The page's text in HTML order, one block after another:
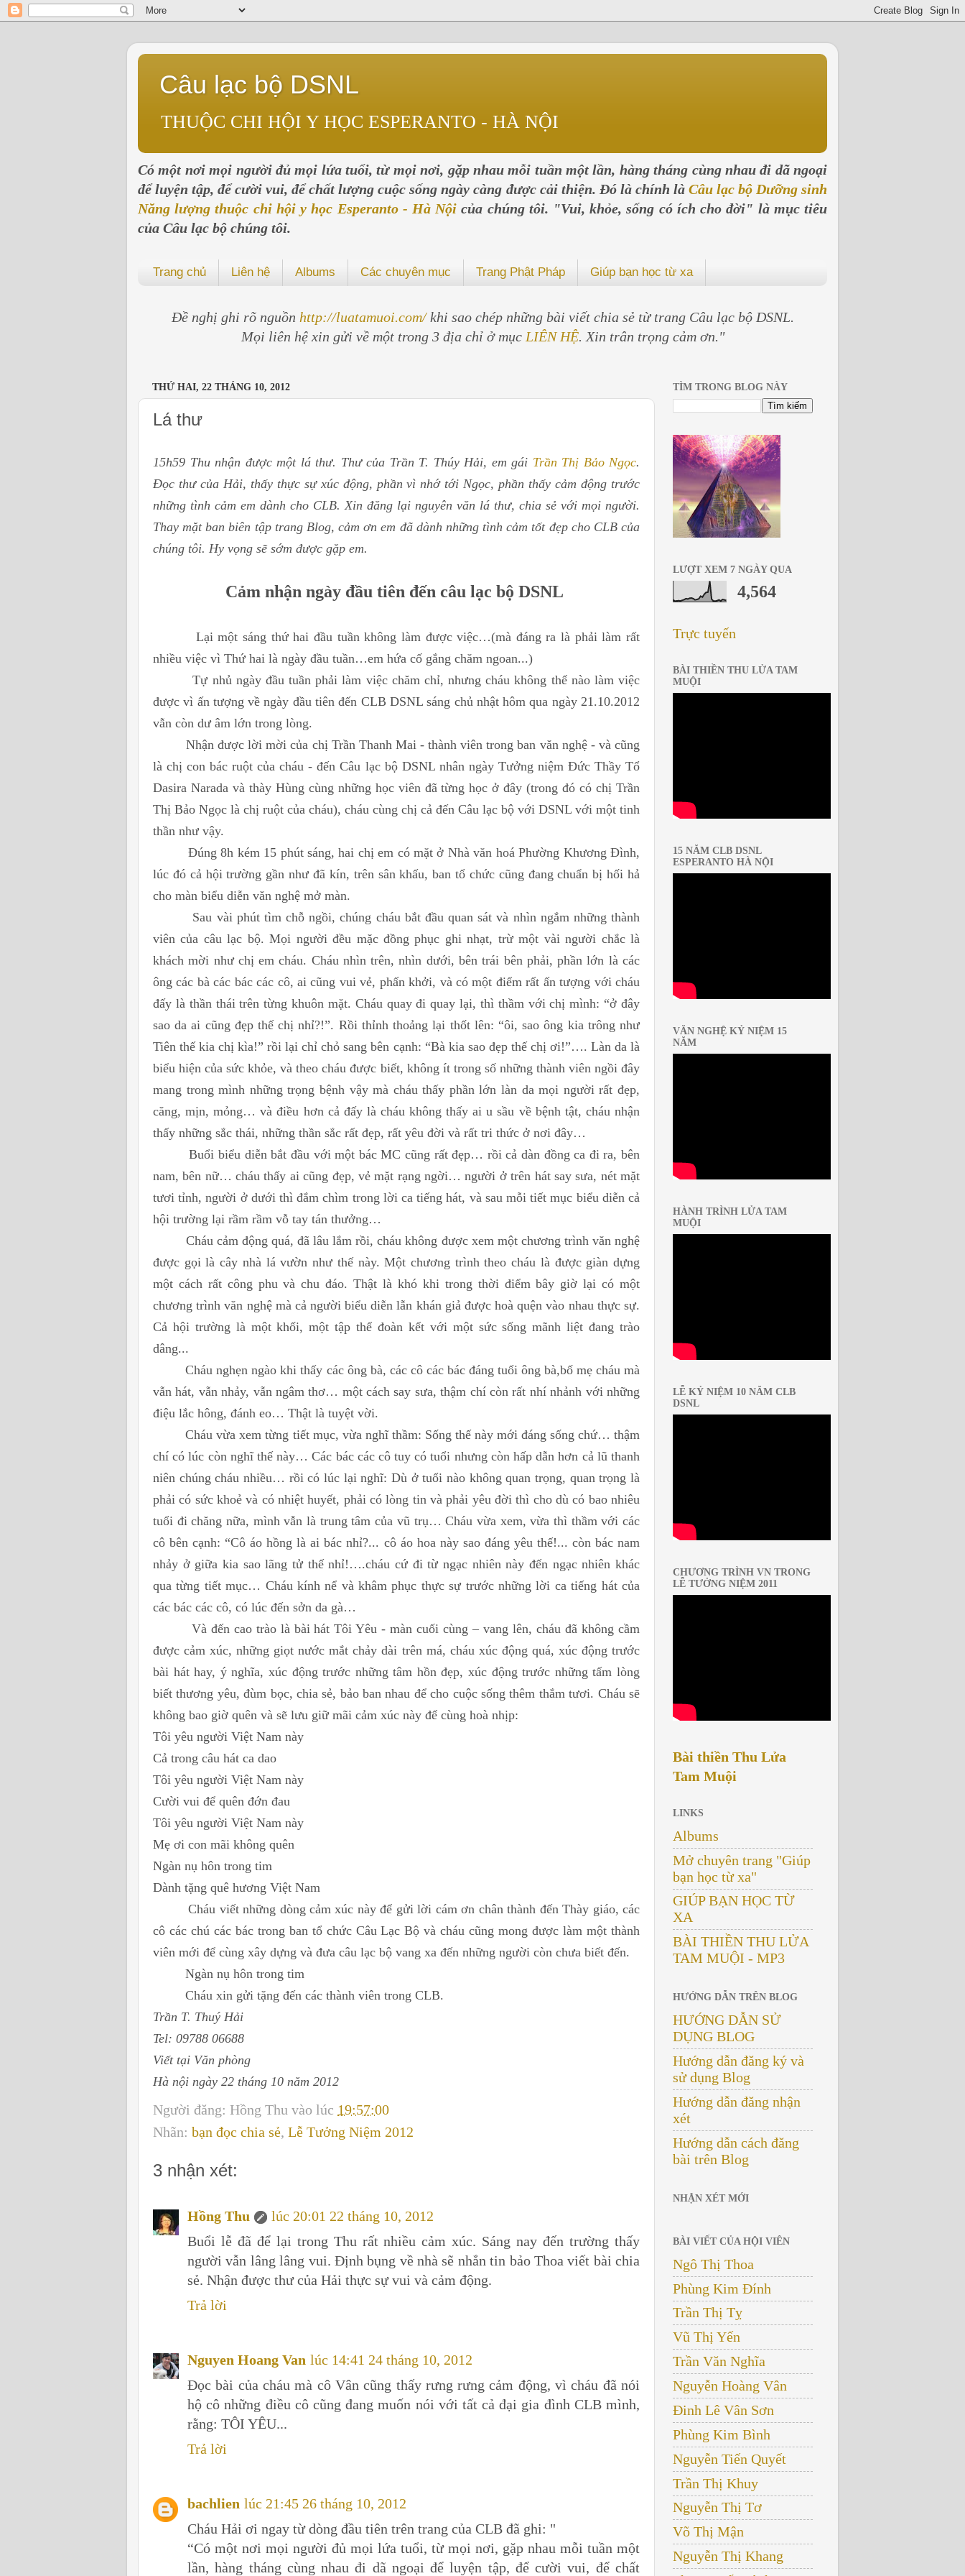
Câu lạc bộ DSNL
THUỘC CHI HỘI Y HỌC ESPERANTO - HÀ NỘI
Có một nơi mọi người đủ mọi lứa tuổi, từ mọi nơi, gặp nhau mỗi tuần một lần, hàng tháng cùng nhau đi dã ngoại
để luyện tập, để cười vui, để chất lượng cuộc sống ngày càng được cải thiện. Đó là chính là Câu lạc bộ Dưỡng sinh
Năng lượng thuộc chi hội y học Esperanto - Hà Nội của chúng tôi. "Vui, khỏe, sống có ích cho đời" là mục tiêu
của Câu lạc bộ chúng tôi.
Trang chủ Liên hệ Albums Các chuyên mục Trang Phật Pháp Giúp bạn học từ xa
Đề nghị ghi rõ nguồn http://luatamuoi.com/khi sao chép những bài viết chia sẻ từ trang Câu lạc bộ DSNL.
Mọi liên hệ xin gửi về một trong 3 địa chỉ ở mục LIÊN HỆ. Xin trân trọng cảm ơn."
THỨ HAI, 22 THÁNG 10, 2012
Lá thư
15h59 Thu nhận được một lá thư. Thư của Trần T. Thúy Hải, em gái Trần Thị Bảo Ngọc.
Đọc thư của Hải, thấy thực sự xúc động, phần vì nhớ tới Ngọc, phần thấy cảm động trước
những tình cảm em dành cho CLB. Xin đăng lại nguyên văn lá thư, chia sẻ với mọi người.
Thay mặt ban biên tập trang Blog, cảm ơn em đã dành những tình cảm tốt đẹp cho CLB của
chúng tôi. Hy vọng sẽ sớm được gặp em.
Cảm nhận ngày đầu tiên đến câu lạc bộ DSNL
Lại một sáng thứ hai đầu tuần không làm được việc…(mà đáng ra là phải làm rất
nhiều việc vì Thứ hai là ngày đầu tuần…em hứa cố gắng chăm ngoan...)
Tự nhủ ngày đầu tuần phải làm việc chăm chỉ, nhưng cháu không thể nào làm việc
được vì ấn tượng về ngày đầu tiên đến CLB DSNL sáng chủ nhật hôm qua ngày 21.10.2012
vẫn còn dư âm lớn trong lòng.
Nhận được lời mời của chị Trần Thanh Mai - thành viên trong ban văn nghệ - và cũng
là chị con bác ruột của cháu - đến Câu lạc bộ DSNL nhân ngày Tưởng niệm Đức Thầy Tổ
Dasira Narada và thày Hùng cùng những học viên đã từng học ở đây (trong đó có chị Trần
Thị Bảo Ngọc là chị ruột của cháu), cháu cùng chị cả đến Câu lạc bộ với DSNL với một tinh
thần như vậy.
Đúng 8h kém 15 phút sáng, hai chị em có mặt ở Nhà văn hoá Phường Khương Đình,
lúc đó cả hội trường gần như đã kín, trên sân khấu, ban tổ chức cũng đang chuẩn bị hối hả
cho màn biểu diễn văn nghệ mở màn.
Sau vài phút tìm chỗ ngồi, chúng cháu bắt đầu quan sát và nhìn ngắm những thành
viên của câu lạc bộ. Mọi người đều mặc đồng phục ghi nhạt, trừ một vài người chắc là
khách mời như chị em cháu. Cháu nhìn trên, nhìn dưới, bên trái bên phải, phần lớn là các
ông các bà các bác các cô, ai cũng vui vẻ, phấn khởi, và có một điểm rất ấn tượng với cháu
đấy là thần thái trên từng khuôn mặt. Cháu quay đi quay lại, thì thầm với chị mình: “ở đây
sao da ai cũng đẹp thế chị nhỉ?!”. Rồi thỉnh thoảng lại thốt lên: “ôi, sao ông kia trông như
Tiên thế kia chị kìa!” rồi lại chỉ chỏ sang bên cạnh: “Bà kia sao đẹp thế chị ơi!”…. Làn da là
biểu hiện của sức khỏe, và theo cháu được biết, không ít trong số những thành viên ngồi đây
mang trong mình những trọng bệnh vậy mà cháu thấy phần lớn làn da mọi người rất đẹp,
căng, mịn, mỏng… và điều hơn cả đấy là cháu không thấy ai u sầu về bệnh tật, cháu nhận
thấy những sắc thái, những thần sắc rất đẹp, rất yêu đời và rất tri thức ở nơi đây…
Buổi biểu diễn bắt đầu với một bác MC cũng rất đẹp… rồi cả dàn đồng ca đi ra, bên
nam, bên nữ… cháu thấy ai cũng đẹp, vẻ mặt rạng ngời… người ở trên hát say sưa, nét mặt
tươi tỉnh, người ở dưới thì đắm chìm trong lời ca tiếng hát, và sau mỗi tiết mục biểu diễn cả
hội trường lại rầm rầm vỗ tay tán thưởng…
Cháu cảm động quá, đã lâu lắm rồi, cháu không được xem một chương trình văn nghệ
được gọi là cây nhà lá vườn như thế này. Một chương trình theo cháu là được giàn dựng
một cách rất công phu và chu đáo. Thật là khó khi trong thời điểm bây giờ lại có một
chương trình văn nghệ mà cả người biểu diễn lẫn khán giả được hoà quện vào nhau thực sự.
Cả hội trường là một khối, một tập thể đoàn kết với một sức sống mãnh liệt đang trào
dâng...
Cháu nghẹn ngào khi thấy các ông bà, các cô các bác đáng tuổi ông bà,bố mẹ cháu mà
vẫn hát, vẫn nhảy, vẫn ngâm thơ… một cách say sưa, thậm chí còn rất nhí nhảnh với những
điệu lắc hông, đánh eo… Thật là tuyệt vời.
Cháu vừa xem từng tiết mục, vừa nghĩ thầm: Sống thế này mới đáng sống chứ… thậm
chí có lúc còn nghĩ thế này… Các bác các cô tuy có tuổi nhưng còn hấp dẫn hơn cả lũ thanh
niên chúng cháu nhiều… rồi có lúc lại nghĩ: Dù ở tuổi nào không quan trọng, quan trọng là
phải có sức khoẻ và có nhiệt huyết, phải có lòng tin và phải yêu đời thì cho dù có bao nhiêu
tuổi đi chăng nữa, mình vẫn là trung tâm của vũ trụ… Cháu vừa xem, vừa thì thầm với các
cô bên cạnh: “Cô áo hồng là ai bác nhỉ?... cô áo hoa này sao đáng yêu thế!... còn bác nam
nhảy ở giữa kia sao lãng tử thế nhỉ!….cháu cứ đi từ ngạc nhiên này đến ngạc nhiên khác
qua từng tiết mục… Cháu kính nể và khâm phục thực sự trước những lời ca tiếng hát của
các bác các cô, có lúc đến sởn da gà…
Và đến cao trào là bài hát Tôi Yêu - màn cuối cùng – vang lên, cháu đã không cầm
được cảm xúc, những giọt nước mắt chảy dài trên má, cháu xúc động quá, xúc động trước
bài hát hay, ý nghĩa, xúc động trước những tâm hồn đẹp, xúc động trước những tấm lòng
biết thương yêu, đùm bọc, chia sẻ, bảo ban nhau để cho cuộc sống thêm thắm tươi. Cháu sẽ
không bao giờ quên và sẽ lưu giữ mãi cảm xúc này để cùng hoà nhịp:
Tôi yêu người Việt Nam này
Cả trong câu hát ca dao
Tôi yêu người Việt Nam này
Cười vui để quên đớn đau
Tôi yêu người Việt Nam này
Mẹ ơi con mãi không quên
Ngàn nụ hôn trong tim
Dành tặng quê hương Việt Nam
Cháu viết những dòng cảm xúc này để gửi lời cám ơn chân thành đến Thày giáo, các
cô các chú các bác trong ban tổ chức Câu Lạc Bộ và cháu cũng mong được làm một thành
viên mới để cùng xây dựng và đưa câu lạc bộ vang xa đến những người còn chưa biết đến.
Ngàn nụ hôn trong tim
Cháu xin gửi tặng đến các thành viên trong CLB.
Trần T. Thuý Hải
Tel: 09788 06688
Viết tại Văn phòng
Hà nội ngày 22 tháng 10 năm 2012
Người đăng: Hồng Thu vào lúc 19:57:00
Nhãn: bạn đọc chia sẻ, Lễ Tưởng Niệm 2012
3 nhận xét:
Hồng Thu
lúc 20:01 22 tháng 10, 2012
Buổi lễ đã để lại trong Thu rất nhiều cảm xúc. Sáng nay đến trường thấy
người vẫn lâng lâng vui. Định bụng về nhà sẽ nhắn tin bảo Thoa viết bài chia
sẻ. Nhận được thư của Hải thực sự vui và cảm động.
Trả lời
Nguyen Hoang Van lúc 14:41 24 tháng 10, 2012
Đọc bài của cháu mà cô Vân cũng thấy rưng rưng cảm động, vì cháu đã nói
hộ cô những điều cô cũng đang muốn nói với tất cả đại gia đình CLB mình,
rằng: TÔI YÊU...
Trả lời
bachlien lúc 21:45 26 tháng 10, 2012
Cháu Hải ơi ngay từ dòng đầu tiên trên trang của CLB đã ghi: "
“Có một nơi mọi người đủ mọi lứa tuổi, từ mọi nơi, gặp nhau mỗi tuần một
lần, hàng tháng cùng nhau đi dã ngoại để luyện tập, để cười vui, để chất
TÌM TRONG BLOG NÀY
LƯỢT XEM 7 NGÀY QUA
4,564
Trực tuyến
BÀI THIỀN THU LỬA TAM
MUỘI
15 NĂM CLB DSNL
ESPERANTO HÀ NỘI
VĂN NGHỆ KỶ NIỆM 15
NĂM
HÀNH TRÌNH LỬA TAM
MUỘI
LỄ KỶ NIỆM 10 NĂM CLB
DSNL
CHƯƠNG TRÌNH VN TRONG
LỄ TƯỞNG NIỆM 2011
Bài thiền Thu Lửa
Tam Muội
LINKS
Albums
Mở chuyên trang "Giúp
bạn học từ xa"
GIÚP BẠN HỌC TỪ
XA
BÀI THIỀN THU LỬA
TAM MUỘI - MP3
HƯỚNG DẪN TRÊN BLOG
HƯỚNG DẪN SỬ
DỤNG BLOG
Hướng dẫn đăng ký và
sử dụng Blog
Hướng dẫn đăng nhận
xét
Hướng dẫn cách đăng
bài trên Blog
NHẬN XÉT MỚI
BÀI VIẾT CỦA HỘI VIÊN
Ngô Thị Thoa
Phùng Kim Đính
Trần Thị Tỵ
Vũ Thị Yến
Trần Văn Nghĩa
Nguyễn Hoàng Vân
Đinh Lê Vân Sơn
Phùng Kim Bình
Nguyễn Tiến Quyết
Trần Thị Khuy
Nguyễn Thị Tơ
Võ Thị Mận
Nguyễn Thị Khang